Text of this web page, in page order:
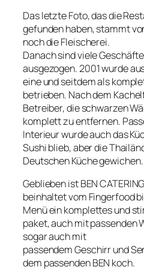
Das letzte Foto, das die
gefunden haben, stammt
noch die Fleischerei.
Danach sind viele
ausgezogen. 2001 wurde
eine und seitdem als
betrieben. Nach dem
Betreiber, die schwarzen
komplett zu entfernen.
Interieur wurde auch das
Sushi blieb, aber die
Deutschen Küche gewichen.
Geblieben ist BEN
beinhaltet vom Fingerfood
Menü ein komplettes und
paket, auch mit passenden
sogar auch mit
passendem Geschirr und
dem passenden BEN koch.